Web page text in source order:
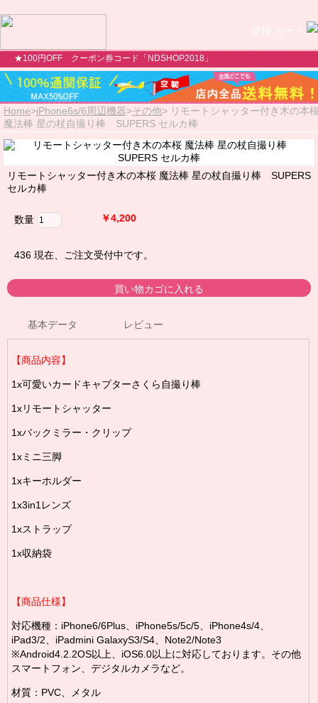
★100円OFF クーポン券コード「NDSHOP2018」
Home>iPhone6s/6周辺機器>その他> リモートシャッター付き木の本
魔法棒 星の杖自撮り棒 SUPERS セルカ棒
リモートシャッター付き木の本桜 魔法棒 星の杖自撮り棒 SUPERS
セルカ棒
数量 ￥4,200
436 現在、ご注文受付中です。
基本データ レビュー
【商品内容】
1x可愛いカードキャプターさくら自撮り棒
1xリモートシャッター
1xバックミラー・クリップ
1xミニ三脚
1xキーホルダー
1x3in1レンズ
1xストラップ
1x収納袋
【商品仕様】
対応機種：iPhone6/6Plus、iPhone5s/5c/5、iPhone4s/4、
iPad3/2、iPadmini GalaxyS3/S4、Note2/Note3
※Android4.2.2OS以上、iOS6.0以上に対応しております。 その他
スマートフォン、デジタルカメラなど。
材質：PVC、メタル